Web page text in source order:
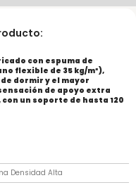
con espuma de
flexible de 35 kg/m³),
dormir y el mayor
de apoyo extra
un soporte de hasta 120
Densidad Alta